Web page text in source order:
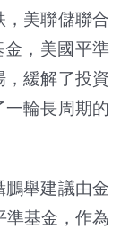
，美聯儲聯合
，美國平準
，緩解了投資
一輪長周期的
舉建議由金
準基金，作為